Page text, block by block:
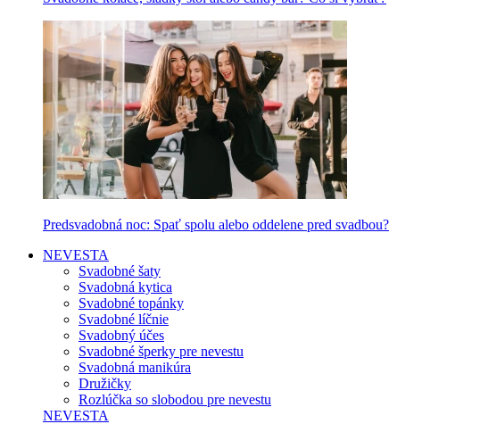
Predsvadobná noc: Spať spolu alebo oddelene pred svadbou?
NEVESTA
Svadobné šaty
Svadobná kytica
Svadobné topánky
Svadobné líčnie
Svadobný účes
Svadobné šperky pre nevestu
Svadobná manikúra
Družičky
Rozlúčka so slobodou pre nevestu
NEVESTA